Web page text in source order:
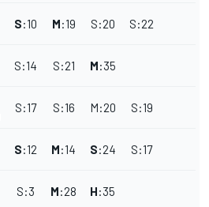
S:10 M:19 S:20 S:22
S:14 S:21 M:35
S:17 S:16 M:20 S:19
S:12 M:14 S:24 S:17
S:3 M:28 H:35